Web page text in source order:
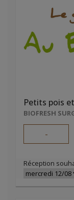
BIOFRESH
-
Réception